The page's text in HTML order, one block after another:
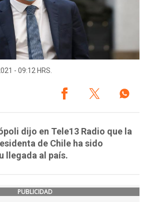
- 09:12 HRS.
dijo en Tele13 Radio que la
de Chile ha sido
llegada al país.
PUBLICIDAD